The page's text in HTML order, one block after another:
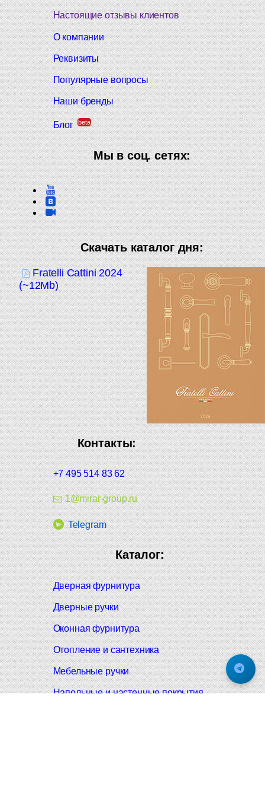
Настоящие отзывы клиентов
О компании
Реквизиты
Популярные вопросы
Наши бренды
Блог beta
Мы в соц. сетях:
Скачать каталог дня:
Fratelli Cattini 2024
(~12Mb)
Контакты:
+7 495 514 83 62
1@mirar-group.ru
Telegram
Каталог:
Дверная фурнитура
Дверные ручки
Оконная фурнитура
Отопление и сантехника
Мебельные ручки
Напольные и настенные покрытия